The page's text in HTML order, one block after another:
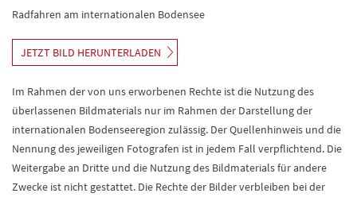
Radfahren am internationalen Bodensee
JETZT BILD HERUNTERLADEN
Im Rahmen der von uns erworbenen Rechte ist die Nutzung des
überlassenen Bildmaterials nur im Rahmen der Darstellung der
internationalen Bodenseeregion zulässig. Der Quellenhinweis und die
Nennung des jeweiligen Fotografen ist in jedem Fall verpflichtend. Die
Weitergabe an Dritte und die Nutzung des Bildmaterials für andere
Zwecke ist nicht gestattet. Die Rechte der Bilder verbleiben bei der